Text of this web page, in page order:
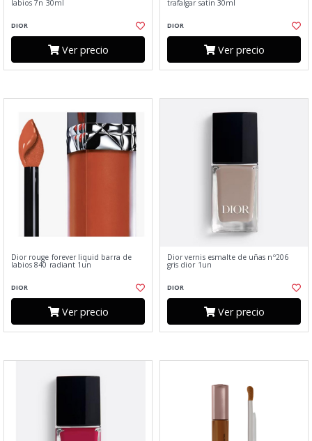
labios 7n 30ml
DIOR
Ver precio
trafalgar satin 30ml
DIOR
Ver precio
Dior rouge forever liquid barra de
labios 840 radiant 1un
DIOR
Ver precio
Dior vernis esmalte de uñas nº206
gris dior 1un
DIOR
Ver precio